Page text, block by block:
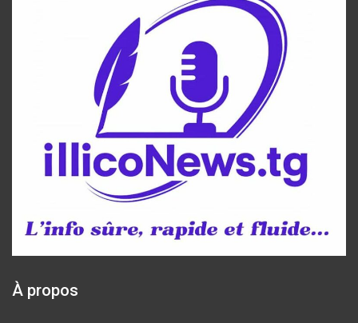
À propos